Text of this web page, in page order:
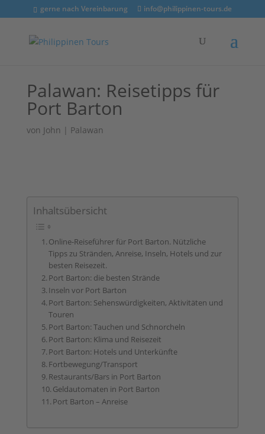
gerne nach Vereinbarung info@philippinen-tours.de
Palawan: Reisetipps für
Port Barton
von John | Palawan
Inhaltsübersicht
Online-Reiseführer für Port Barton. Nützliche
Tipps zu Stränden, Anreise, Inseln, Hotels und zur
besten Reisezeit.
Port Barton: die besten Strände
Inseln vor Port Barton
Port Barton: Sehenswürdigkeiten, Aktivitäten und
Touren
Port Barton: Tauchen und Schnorcheln
Port Barton: Klima und Reisezeit
Port Barton: Hotels und Unterkünfte
Fortbewegung/Transport
Restaurants/Bars in Port Barton
Geldautomaten in Port Barton
Port Barton – Anreise